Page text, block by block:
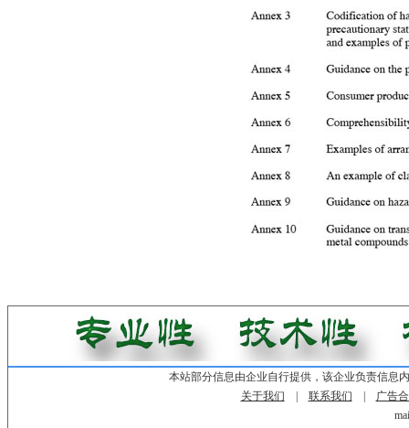
本站部分信息由企业自行提供，该企业负责信息
关于我们
联系我们
广告